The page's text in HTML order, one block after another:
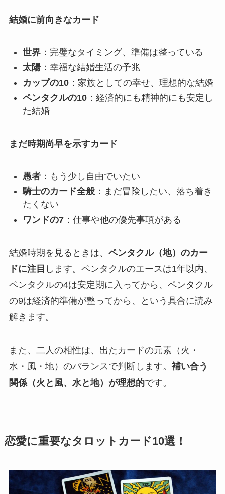
結婚に前向きなカード
世界：完璧なタイミング、準備は整っている
太陽：幸福な結婚生活の予兆
カップの10：家族としての幸せ、理想的な結婚
ペンタクルの10：経済的にも精神的にも安定し
た結婚
まだ時期尚早を示すカード
愚者：もう少し自由でいたい
騎士のカード全般：まだ冒険したい、落ち着き
たくない
ワンドの7：仕事や他の優先事項がある
結婚時期を見るときは、 ペンタクル（地）のカー
ドに注目 します。ペンタクルのエースは1年以内、
ペンタクルの4は安定期に入ってから、ペンタクル
の9は経済的準備が整ってから、という具合に読み
解きます。
また、二人の相性は、出たカードの元素（火・
水・風・地）のバランスで判断します。 補い合う
関係（火と風、水と地）が理想的です。
恋愛に重要なタロットカード10選！